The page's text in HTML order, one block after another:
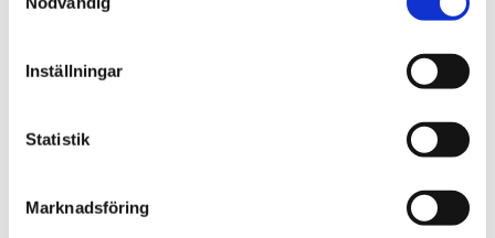
Inställningar
Statistik
Marknadsföring